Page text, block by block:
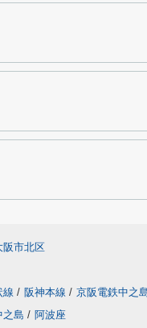
阪市北区
線 / 阪神本線 / 京阪電鉄中之
之島 / 阿波座